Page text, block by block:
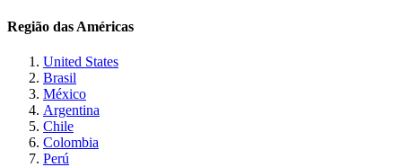
Região das Américas
United States
Brasil
México
Argentina
Chile
Colombia
Perú